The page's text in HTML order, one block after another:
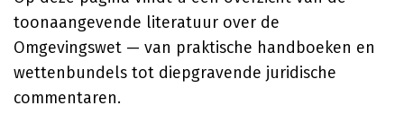
toonaangevende literatuur over de
Omgevingswet — van praktische handboeken en
wettenbundels tot diepgravende juridische
commentaren.